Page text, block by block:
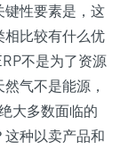
键性要素是，这
相比较有什么优
不是为了资源
气不是能源，
大多数面临的
种以卖产品和